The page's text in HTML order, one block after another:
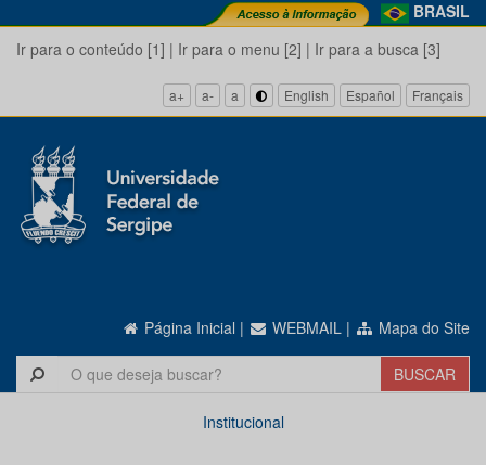
BRASIL
Ir para o conteúdo [1] | Ir para o menu [2] | Ir para a busca [3]
a+ a- a English Español Français
Página Inicial | WEBMAIL | Mapa do Site
Institucional